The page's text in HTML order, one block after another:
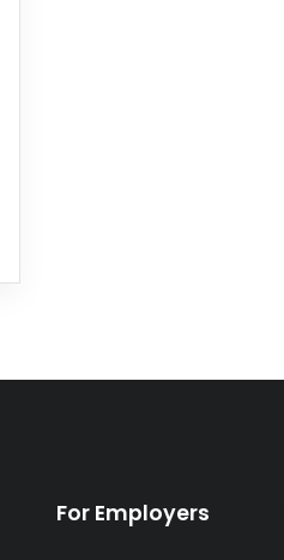
For Employers